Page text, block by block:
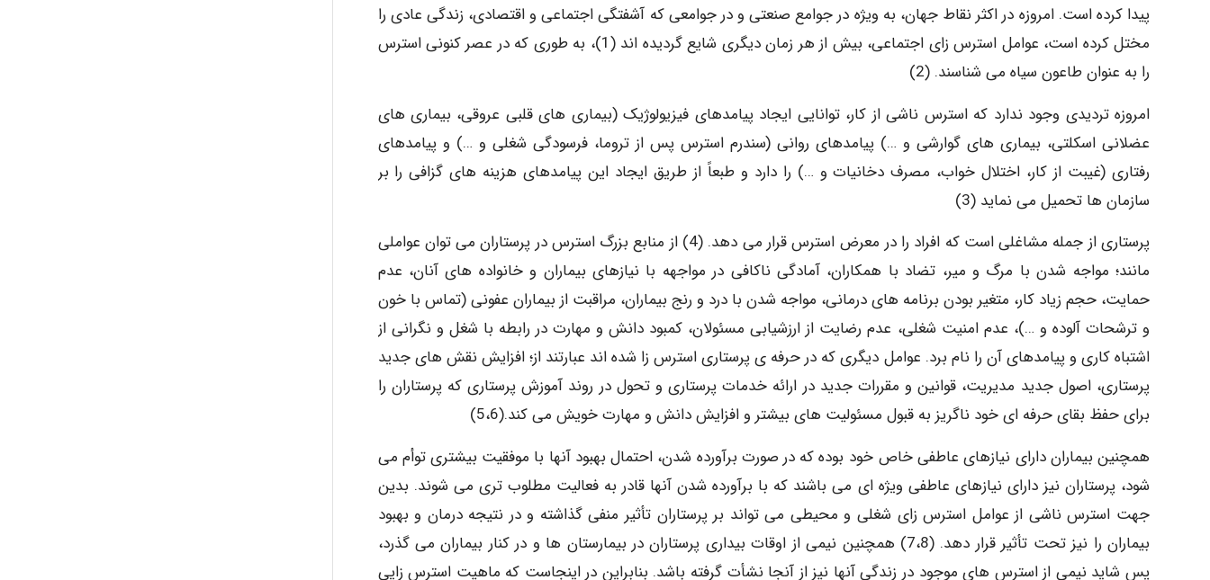
پیدا کرده است. امروزه در اکثر نقاط جهان، به ویژه در جوامع صنعتی و در جوامعی که آشفتگی اجتماعی و اقتصادی، زندگی عادی را
مختل کرده است، عوامل استرس زای اجتماعی، بیش از هر زمان دیگری شایع گردیده اند (1)، به طوری که در عصر کنونی استرس
را به عنوان طاعون سیاه می شناسند. (2)
امروزه تردیدی وجود ندارد که استرس ناشی از کار، توانایی ایجاد پیامدهای فیزیولوژیک (بیماری های قلبی عروقی، بیماری های
عضلانی اسکلتی، بیماری های گوارشی و …) پیامدهای روانی (سندرم استرس پس از تروما، فرسودگی شغلی و …) و پیامدهای
رفتاری (غیبت از کار، اختلال خواب، مصرف دخانیات و …) را دارد و طبعاً از طریق ایجاد این پیامدهای هزینه های گزافی را بر
سازمان ها تحمیل می نماید (3)
پرستاری از جمله مشاغلی است که افراد را در معرض استرس قرار می دهد. (4) از منابع بزرگ استرس در پرستاران می توان عواملی
مانند؛ مواجه شدن با مرگ و میر، تضاد با همکاران، آمادگی ناکافی در مواجهه با نیازهای بیماران و خانواده های آنان، عدم
حمایت، حجم زیاد کار، متغیر بودن برنامه های درمانی، مواجه شدن با درد و رنج بیماران، مراقبت از بیماران عفونی (تماس با خون
و ترشحات آلوده و …)، عدم امنیت شغلی، عدم رضایت از ارزشیابی مسئولان، کمبود دانش و مهارت در رابطه با شغل و نگرانی از
اشتباه کاری و پیامدهای آن را نام برد. عوامل دیگری که در حرفه ی پرستاری استرس زا شده اند عبارتند از؛ افزایش نقش های جدید
پرستاری، اصول جدید مدیریت، قوانین و مقررات جدید در ارائه خدمات پرستاری و تحول در روند آموزش پرستاری که پرستاران را
برای حفظ بقای حرفه ای خود ناگریز به قبول مسئولیت های بیشتر و افزایش دانش و مهارت خویش می کند.(5،6)
همچنین بیماران دارای نیازهای عاطفی خاص خود بوده که در صورت برآورده شدن، احتمال بهبود آنها با موفقیت بیشتری توأم می
شود، پرستاران نیز دارای نیازهای عاطفی ویژه ای می باشند که با برآورده شدن آنها قادر به فعالیت مطلوب تری می شوند. بدین
جهت استرس ناشی از عوامل استرس زای شغلی و محیطی می تواند بر پرستاران تأثیر منفی گذاشته و در نتیجه درمان و بهبود
بیماران را نیز تحت تأثیر قرار دهد. (7،8) همچنین نیمی از اوقات بیداری پرستاران در بیمارستان ها و در کنار بیماران می گذرد،
پس شاید نیمی از استرس های موجود در زندگی آنها نیز از آنجا نشأت گرفته باشد. بنابراین در اینجاست که ماهیت استرس زایی